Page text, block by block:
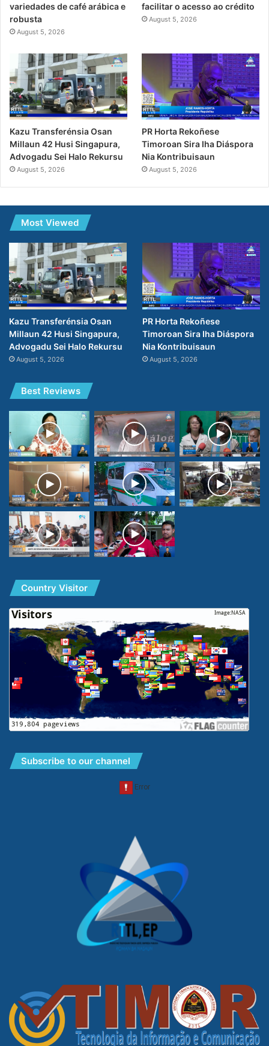
variedades de café arábica e
robusta
August 5, 2026
facilitar o acesso ao crédito
August 5, 2026
Kazu Transferénsia Osan
Millaun 42 Husi Singapura,
Advogadu Sei Halo Rekursu
August 5, 2026
PR Horta Rekoñese
Timoroan Sira Iha Diáspora
Nia Kontribuisaun
August 5, 2026
Most Viewed
Kazu Transferénsia Osan
Millaun 42 Husi Singapura,
Advogadu Sei Halo Rekursu
August 5, 2026
PR Horta Rekoñese
Timoroan Sira Iha Diáspora
Nia Kontribuisaun
August 5, 2026
Best Reviews
Country Visitor
Subscribe to our channel